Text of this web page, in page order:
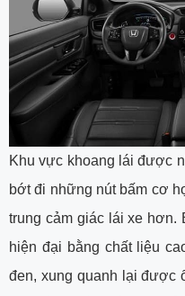
Khu vực khoang lái được
bớt đi những nút bấm cơ
trung cảm giác lái xe hơn.
hiện đại bằng chất liệu
đen, xung quanh lại được